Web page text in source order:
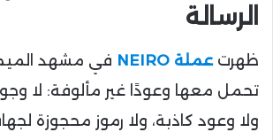
الرسالة
ظهرتعملة NEIRO
في مشهد
تحمل معها وعودًا غير مألوفة: لا
ولا وعود كاذبة، ولا رموز محجوزة